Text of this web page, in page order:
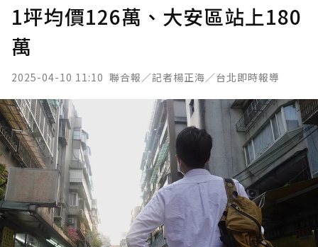
1坪均價126萬、大安區站上180
萬
2025-04-10 11:10 聯合報／記者楊正海／台北即時報導